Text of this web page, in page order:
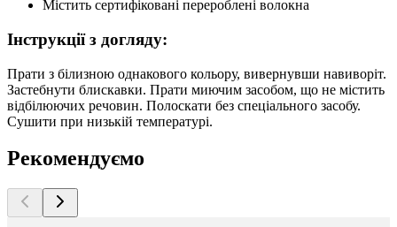
Містить сертифіковані перероблені волокна
Інструкції з догляду:
Прати з білизною однакового кольору, вивернувши навиворіт.
Застебнути блискавки. Прати миючим засобом, що не містить
відбілюючих речовин. Полоскати без спеціального засобу.
Сушити при низькій температурі.
Рекомендуємо